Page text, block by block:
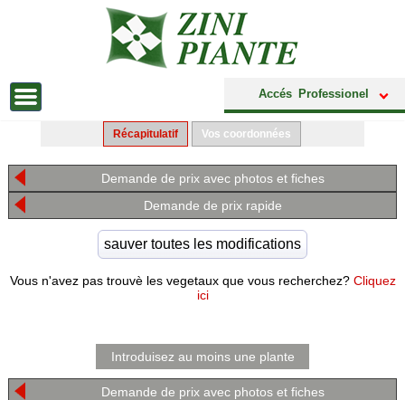
Accés Professionel
Récapitulatif Vos coordonnées
Demande de prix avec photos et fiches
Demande de prix rapide
Vous n'avez pas trouvè les vegetaux que vous recherchez? Cliquez
ici
Introduisez au moins une plante
Demande de prix avec photos et fiches